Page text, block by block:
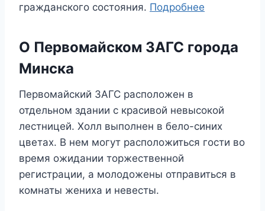
гражданского состояния. Подробнее
О Первомайском ЗАГС города
Минска
Первомайский ЗАГС расположен в
отдельном здании с красивой невысокой
лестницей. Холл выполнен в бело-синих
цветах. В нем могут расположиться гости во
время ожидании торжественной
регистрации, а молодожены отправиться в
комнаты жениха и невесты.